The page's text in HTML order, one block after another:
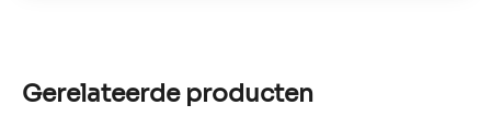
Gerelateerde producten